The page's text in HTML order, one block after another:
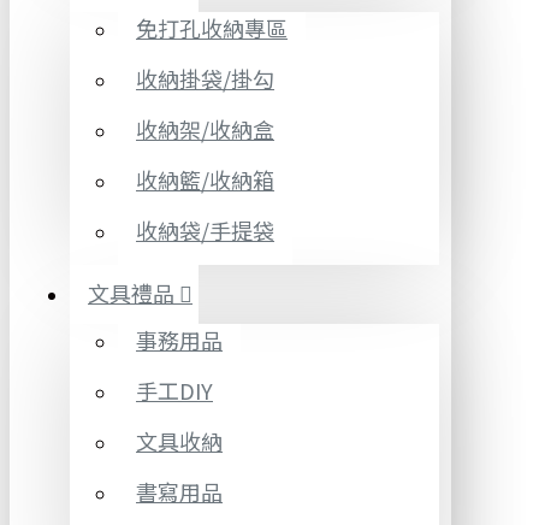
免打孔收納專區
收納掛袋/掛勾
收納架/收納盒
收納籃/收納箱
收納袋/手提袋
文具禮品
事務用品
手工DIY
文具收納
書寫用品